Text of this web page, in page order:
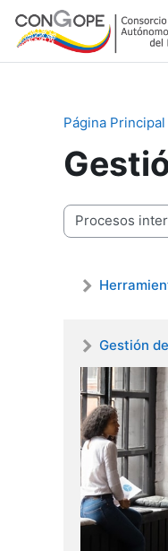
Salta al contenido principal
Página Principal
Categorías
Gestión